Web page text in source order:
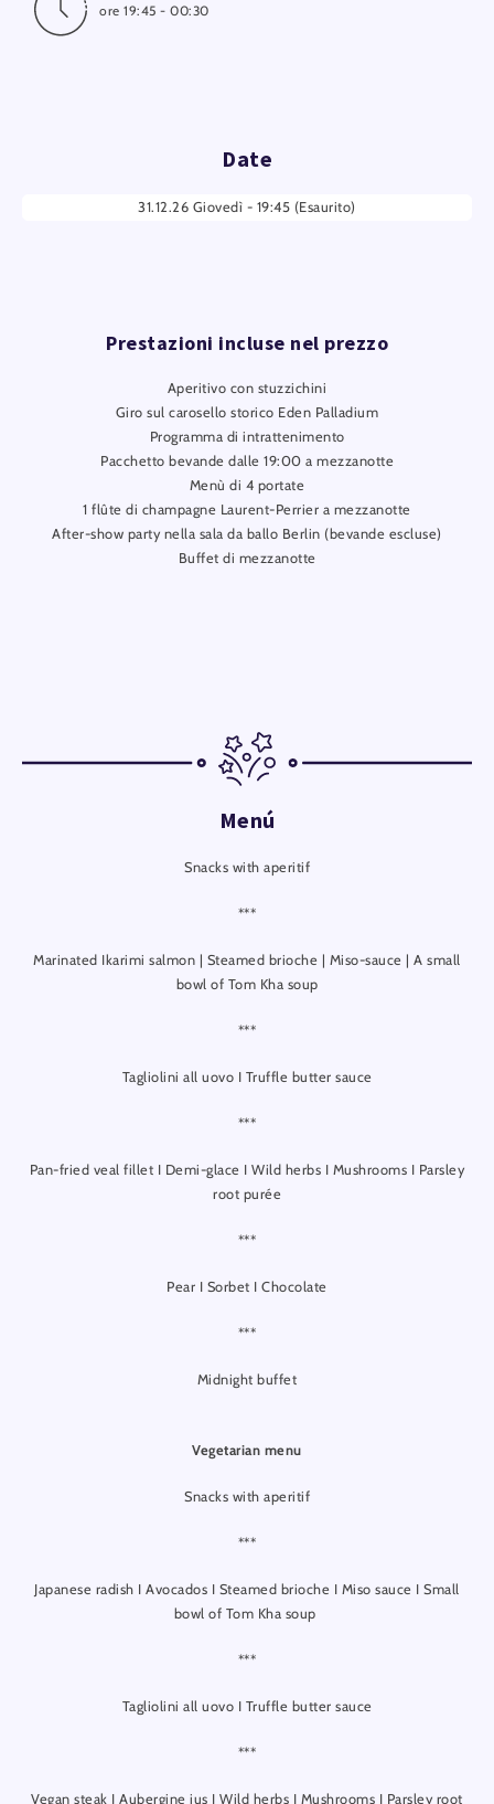
ore 19:45 - 00:30
Date
31.12.26 Giovedì - 19:45 (Esaurito)
Prestazioni incluse nel prezzo
Aperitivo con stuzzichini
Giro sul carosello storico Eden Palladium
Programma di intrattenimento
Pacchetto bevande dalle 19:00 a mezzanotte
Menù di 4 portate
1 flûte di champagne Laurent-Perrier a mezzanotte
After-show party nella sala da ballo Berlin (bevande escluse)
Buffet di mezzanotte
Menú
Snacks with aperitif
***
Marinated Ikarimi salmon | Steamed brioche | Miso-sauce | A small
bowl of Tom Kha soup
***
Tagliolini all uovo I Truffle butter sauce
***
Pan-fried veal fillet I Demi-glace I Wild herbs I Mushrooms I Parsley
root purée
***
Pear I Sorbet I Chocolate
***
Midnight buffet
Vegetarian menu
Snacks with aperitif
***
Japanese radish I Avocados I Steamed brioche I Miso sauce I Small
bowl of Tom Kha soup
***
Tagliolini all uovo I Truffle butter sauce
***
Vegan steak I Aubergine jus I Wild herbs I Mushrooms I Parsley root